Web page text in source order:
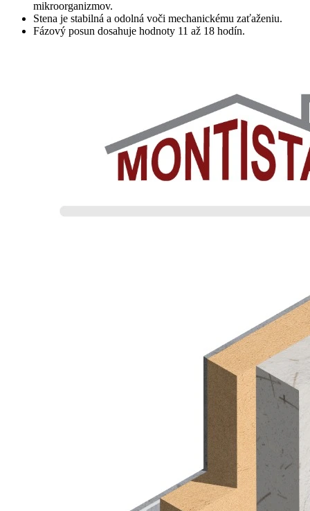
mikroorganizmov.
Stena je stabilná a odolná voči mechanickému zaťaženiu.
Fázový posun dosahuje hodnoty 11 až 18 hodín.